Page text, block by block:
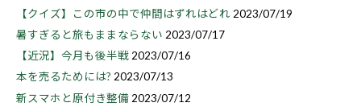
【クイズ】この市の中で仲間はずれはどれ 2023/07/19
暑すぎると旅もままならない 2023/07/17
【近況】今月も後半戦2023/07/16
本を売るためには? 2023/07/13
新スマホと原付き整備 2023/07/12